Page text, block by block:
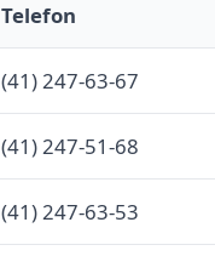
Telefon
(41) 247-63-67
(41) 247-51-68
(41) 247-63-53